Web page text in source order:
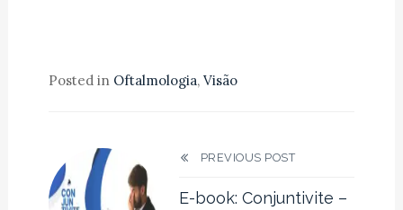
Posted in Oftalmologia, Visão
PREVIOUS POST
E-book: Conjuntivite –